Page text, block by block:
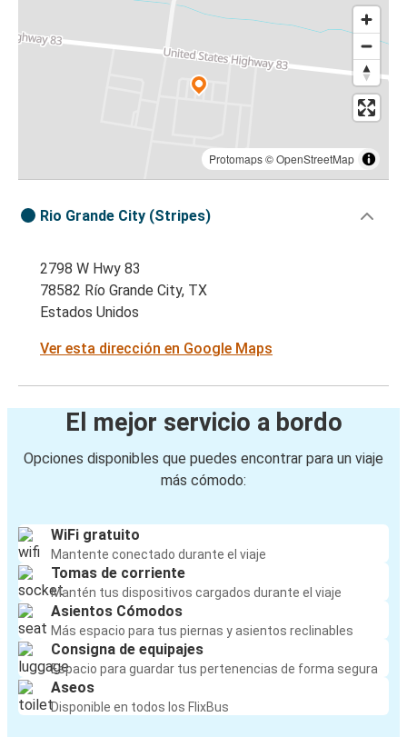
Protomaps©OpenStreetMap
Rio Grande City (Stripes)
2798 W Hwy 83
78582 Río Grande City, TX
Estados Unidos
Ver esta dirección en Google Maps
El mejor servicio a bordo
Opciones disponibles que puedes encontrar para un viaje
más cómodo:
WiFi gratuito
Mantente conectado durante el viaje
Tomas de corriente
Mantén tus dispositivos cargados durante el viaje
Asientos Cómodos
Más espacio para tus piernas y asientos reclinables
Consigna de equipajes
Espacio para guardar tus pertenencias de forma segura
Aseos
Disponible en todos los FlixBus